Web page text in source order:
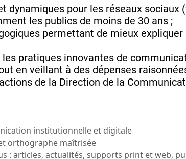
dynamiques pour les réseaux sociaux
les publics de moins de 30 ans ;
permettant de mieux
les pratiques innovantes de
en veillant à des dépenses
de la Direction de la
institutionnelle et digitale
orthographe maîtrisée
: articles, actualités, supports print et web,